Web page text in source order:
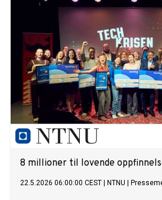
8 millioner til lovende
22.5.2026 06:00:00 CEST NTNU